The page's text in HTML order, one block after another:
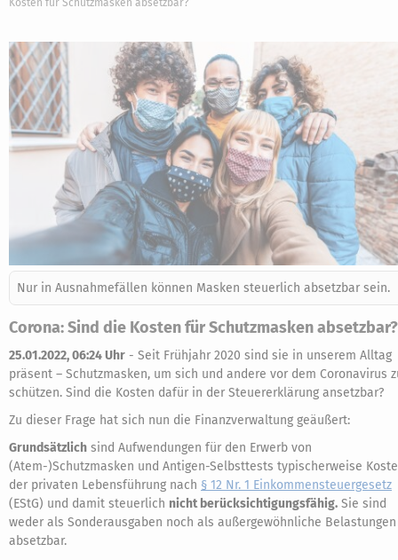
Kosten für Schutzmasken absetzbar?
Nur in Ausnahmefällen können Masken steuerlich absetzbar sein.
Corona: Sind die Kosten für Schutzmasken absetzbar?
25.01.2022, 06:24 Uhr - Seit Frühjahr 2020 sind sie in unserem Alltag
präsent – Schutzmasken, um sich und andere vor dem Coronavirus
schützen. Sind die Kosten dafür in der Steuererklärung ansetzbar?
Zu dieser Frage hat sich nun die Finanzverwaltung geäußert:
Grundsätzlich sind Aufwendungen für den Erwerb von
(Atem-)Schutzmasken und Antigen-Selbsttests typischerweise
der privaten Lebensführung nach § 12 Nr. 1 Einkommensteuergesetz
(EStG) und damit steuerlich nicht berücksichtigungsfähig. Sie sind
weder als Sonderausgaben noch als außergewöhnliche Belastungen
absetzbar.